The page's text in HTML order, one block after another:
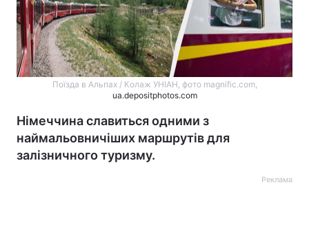
Поїзда в Альпах / Колаж УНІАН, фото magnific.com,
ua.depositphotos.com
Німеччина славиться одними з
наймальовничіших маршрутів для
залізничного туризму.
Реклама